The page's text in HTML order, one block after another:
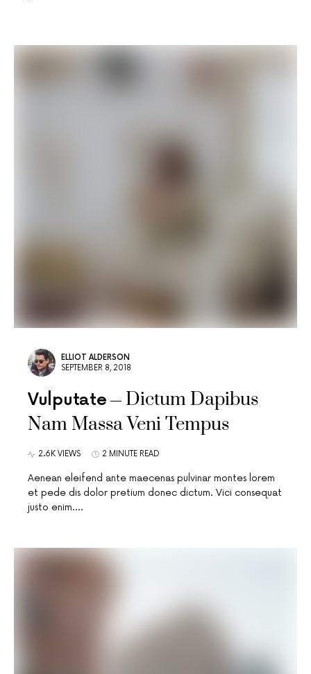
ELLIOT ALDERSON
SEPTEMBER 8, 2018
Vulputate
Dictum Dapibus
Nam Massa Veni Tempus
2.6K VIEWS 2 MINUTE READ
Aenean eleifend ante maecenas pulvinar montes lorem
et pede dis dolor pretium donec dictum. Vici consequat
justo enim.…